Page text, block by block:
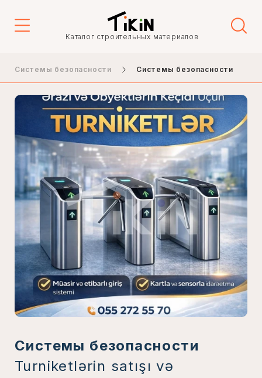
Каталог строительных материалов
Системы безопасности Системы безопасности
Системы безопасности
Turniketlərin satışı və